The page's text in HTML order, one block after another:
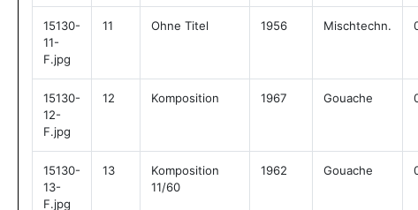
15130-
11-
F.jpg
11 Ohne Titel 1956 Mischtechn.
15130-
12-
F.jpg
12 Komposition 1967 Gouache
15130-
13-
F.jpg
13
Komposition
11/60
1962 Gouache